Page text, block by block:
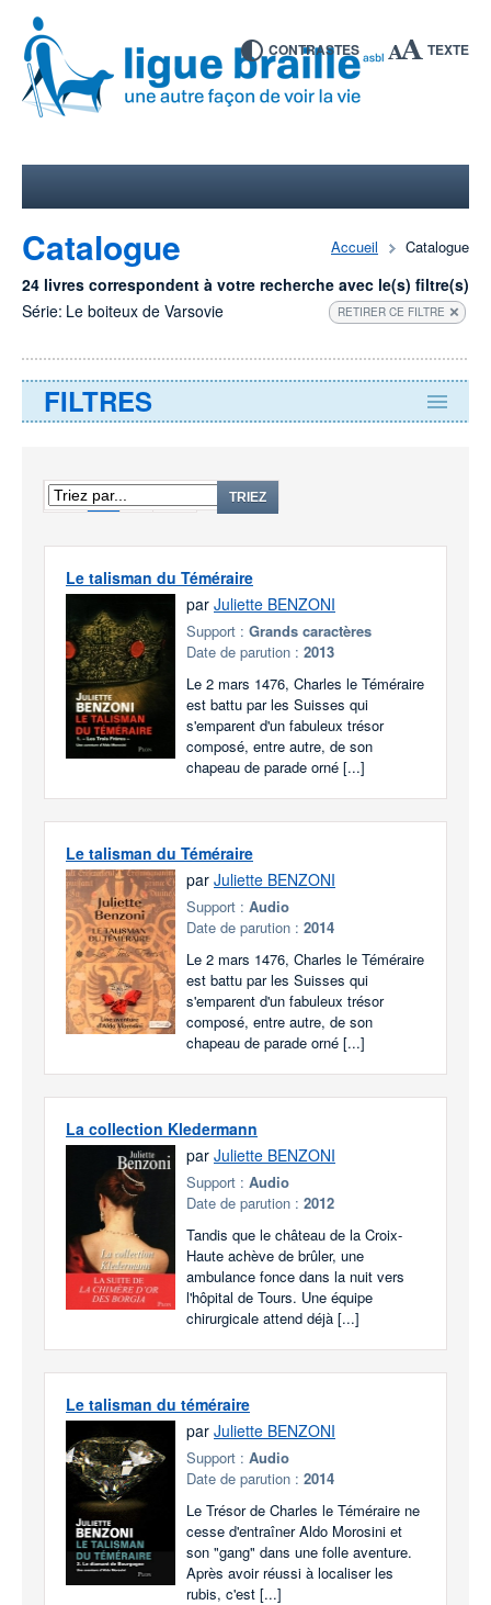
CONTRASTES TEXTE
Accueil Catalogue
Catalogue
24 livres correspondent à votre recherche avec le(s) filtre(s)
Série: Le boiteux de Varsovie RETIRER CE FILTRE
FILTRES
1 TRIEZ
Le talisman du Téméraire
par Juliette BENZONI
Support : Grands caractères
Date de parution : 2013
Le 2 mars 1476, Charles le Téméraire
est battu par les Suisses qui
s'emparent d'un fabuleux trésor
composé, entre autre, de son
chapeau de parade orné [...]
Le talisman du Téméraire
par Juliette BENZONI
Support : Audio
Date de parution : 2014
Le 2 mars 1476, Charles le Téméraire
est battu par les Suisses qui
s'emparent d'un fabuleux trésor
composé, entre autre, de son
chapeau de parade orné [...]
La collection Kledermann
par Juliette BENZONI
Support : Audio
Date de parution : 2012
Tandis que le château de la Croix-
Haute achève de brûler, une
ambulance fonce dans la nuit vers
l'hôpital de Tours. Une équipe
chirurgicale attend déjà [...]
Le talisman du téméraire
par Juliette BENZONI
Support : Audio
Date de parution : 2014
Le Trésor de Charles le Téméraire ne
cesse d'entraîner Aldo Morosini et
son "gang" dans une folle aventure.
Après avoir réussi à localiser les
rubis, c'est [...]